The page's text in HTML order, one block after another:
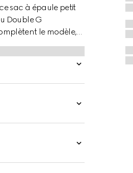
sac à épaule petit
Double G
le modèle,